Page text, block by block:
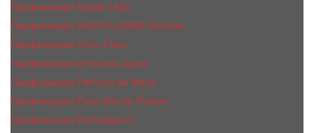
Парфюмерия Nobile 1942
Парфюмерия NROTICuERSE Narcotic
Парфюмерия Orlov Paris
Парфюмерия Ormonde Jayne
Парфюмерия Parfums de Marly
Парфюмерия Parle Moi de Parfum
Парфюмерия Penhaligon's